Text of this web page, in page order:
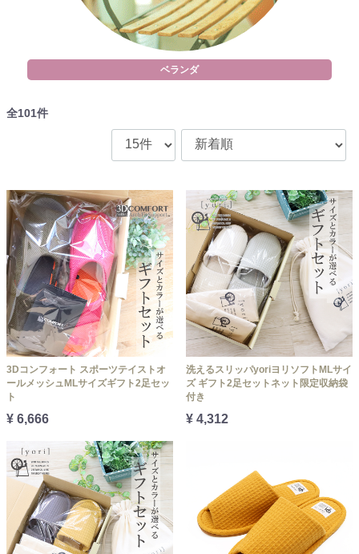
ベランダ
全101件
3Dコンフォート スポーツテイストオ
ールメッシュMLサイズギフト2足セッ
ト
¥ 6,666
洗えるスリッパyoriヨリソフトMLサイ
ズ ギフト2足セットネット限定収納袋
付き
¥ 4,312